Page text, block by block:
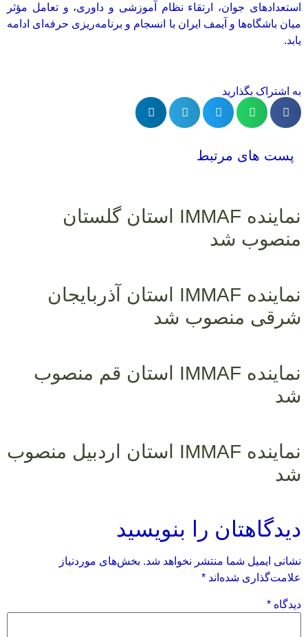
استعدادهای جوان، ارتقاء نظام آموزشی و داوری، و تعامل مؤثر
میان باشگاه‌ها و آیمف ایران با انسجام و برنامه‌ریزی حرفه‌ای ادامه
یابد.
به اشتراک بگذارید
پست های مرتبط
نماینده IMMAF استان گلستان
منصوب شد
نماینده IMMAF استان آذربایجان
شرقی منصوب شد
نماینده IMMAF استان قم منصوب
شد
نماینده IMMAF استان اردبیل منصوب
شد
دیدگاهتان را بنویسید
نشانی ایمیل شما منتشر نخواهد شد. بخش‌های موردنیاز
علامت‌گذاری شده‌اند *
دیدگاه *